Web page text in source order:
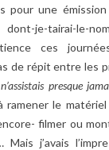
pour une
je-tairai-le-
ces
de répit entre les
presque
ramener le
filmer ou
Mais j’avais